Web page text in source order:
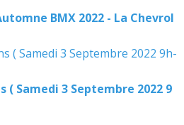
BMX 2022 - La Chevrol
( Samedi 3 Septembre 2022 9